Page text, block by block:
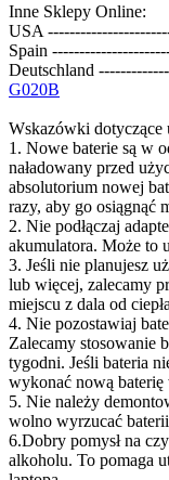
Inne Sklepy Online:
USA
Spain
Deutschland
G020B
Wskazówki
1. Nowe baterie są w
naładowany przed
absolutorium nowej
razy, aby go osiągnąć
2. Nie podłączaj
akumulatora. Może to
3. Jeśli nie planujesz
lub więcej, zalecamy
miejscu z dala od
4. Nie pozostawiaj
Zalecamy stosowanie
tygodni. Jeśli bateria
wykonać nową
5. Nie należy
wolno wyrzucać
6.Dobry pomysł na
alkoholu. To pomaga